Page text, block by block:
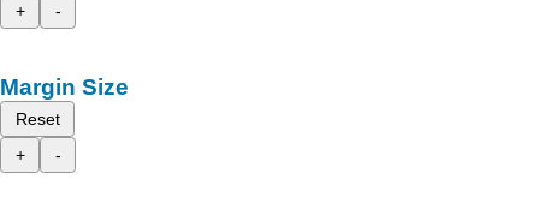
+
-
Margin Size
Reset
+
-